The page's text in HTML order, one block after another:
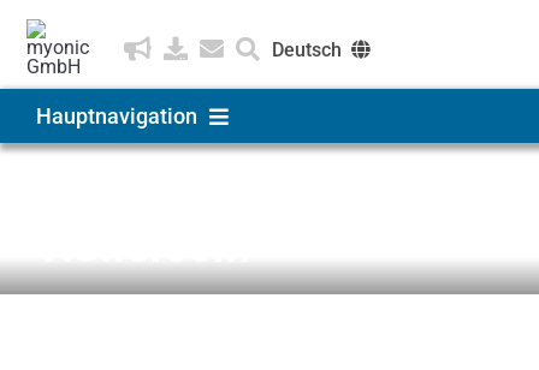
Inhalt
springen
Deutsch
English
Čeština
Hauptnavigation
Anwendungen